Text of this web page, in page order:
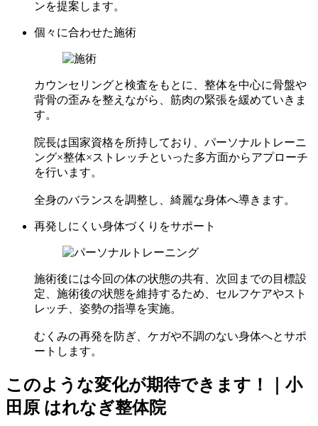
ンを提案します。
個々に合わせた施術
カウンセリングと検査をもとに、整体を中心に骨盤や
背骨の歪みを整えながら、筋肉の緊張を緩めていきま
す。
院長は国家資格を所持しており、パーソナルトレーニ
ング×整体×ストレッチといった多方面からアプローチ
を行います。
全身のバランスを調整し、綺麗な身体へ導きます。
再発しにくい身体づくりをサポート
施術後には今回の体の状態の共有、次回までの目標設
定、施術後の状態を維持するため、セルフケアやスト
レッチ、姿勢の指導を実施。
むくみの再発を防ぎ、ケガや不調のない身体へとサポ
ートします。
このような変化が期待できます！｜小
田原 はれなぎ整体院